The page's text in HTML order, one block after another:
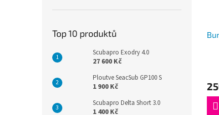
Top 10 produktů
Scubapro Exodry 4.0
27 600 Kč
Ploutve SeacSub GP100 S
1 900 Kč
Scubapro Delta Short 3.0
1 400 Kč